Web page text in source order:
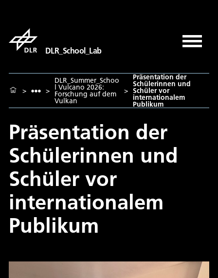
DLR_School_Lab
> >
DLR_Summer_Schoo
l Vulcano 2026:
Forschung auf dem
Vulkan
>
Präsentation der
Schülerinnen und
Schüler vor
internationalem
Publikum
Präsentation der
Schülerinnen und
Schüler vor
internationalem
Publikum